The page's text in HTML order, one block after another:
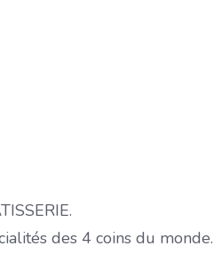
des 4 coins du monde.